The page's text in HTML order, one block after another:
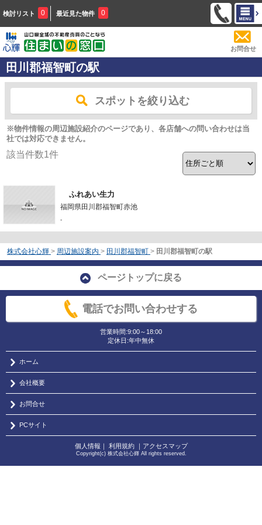
検討リスト 0 最近見た物件 0
お問合せ
田川郡福智町の駅
スポットを絞り込む
※物件情報の周辺施設紹介のページであり、各店舗への問い合わせは当
社では対応できません。
該当件数1件
ふれあい生力
福岡県田川郡福智町赤池
-
株式会社心輝 > 周辺施設案内 > 田川郡福智町 > 田川郡福智町の駅
ページトップに戻る
電話でお問い合わせする
営業時間:9:00～18:00
定休日:年中無休
ホーム
会社概要
お問合せ
PCサイト
個人情報 ｜ 利用規約｜ アクセスマップ
Copyright(c) 株式会社心輝 All rights reserved.